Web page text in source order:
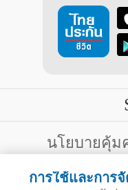
บริการลูกค้า
สิทธิพิเศษ
นโยบายคุ้ม
123 ถนน รัชดาภิ
การใช้และการ